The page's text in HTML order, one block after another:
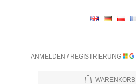
ANMELDEN / REGISTRIERUNG
WARENKORB